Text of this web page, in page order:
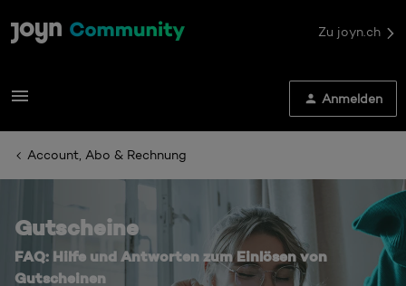
Zu joyn.ch
Anmelden
Account, Abo & Rechnung
Gutscheine
FAQ: Hilfe und Antworten zum Einlösen von
Gutscheinen